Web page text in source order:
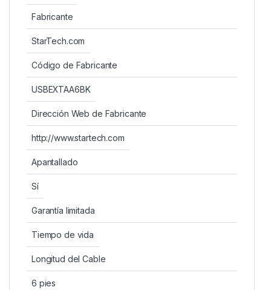
Fabricante
StarTech.com
Código de Fabricante
USBEXTAA6BK
Dirección Web de Fabricante
http://www.startech.com
Apantallado
Sí
Garantía limitada
Tiempo de vida
Longitud del Cable
6 pies